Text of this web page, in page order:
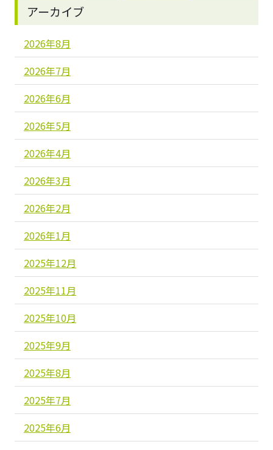
アーカイブ
2026年8月
2026年7月
2026年6月
2026年5月
2026年4月
2026年3月
2026年2月
2026年1月
2025年12月
2025年11月
2025年10月
2025年9月
2025年8月
2025年7月
2025年6月